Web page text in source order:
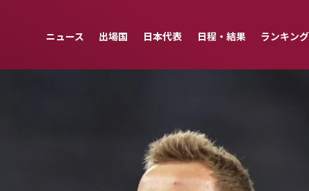
ニュース 出場国 日本代表 日程・結果 ランキング